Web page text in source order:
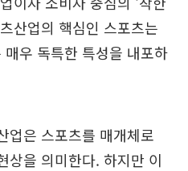
산업의 핵심인 스포츠는
우 독특한 특성을 내포하
업은 스포츠를 매개체로
상을 의미한다. 하지만 이